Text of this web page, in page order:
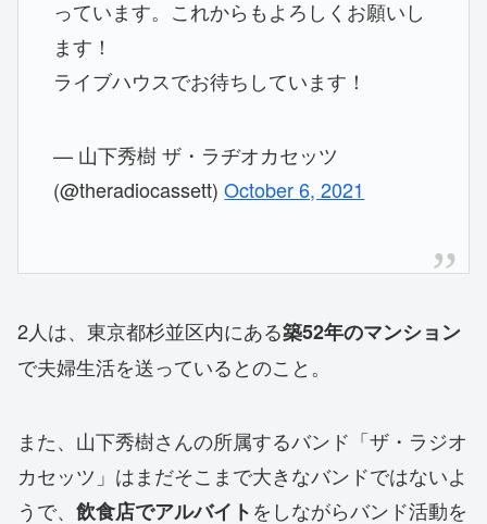
っています。これからもよろしくお願いし
ます！
ライブハウスでお待ちしています！
— 山下秀樹 ザ・ラヂオカセッツ
(@theradiocassett)October 6, 2021
2人は、東京都杉並区内にある築52年のマンション
で夫婦生活を送っているとのこと。
また、山下秀樹さんの所属するバンド「ザ・ラジオ
カセッツ」はまだそこまで大きなバンドではないよ
うで、 飲食店でアルバイトをしながらバンド活動を